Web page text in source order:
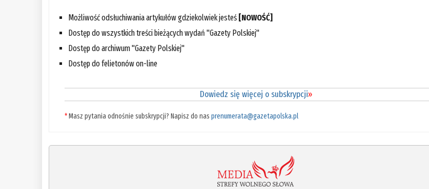
Możliwość odsłuchiwania artykułów gdziekolwiek jesteś [NOWOŚĆ]
Dostęp do wszystkich treści bieżących wydań "Gazety Polskiej"
Dostęp do archiwum "Gazety Polskiej"
Dostęp do felietonów on-line
Dowiedz się więcej o subskrypcji»
*Masz pytania odnośnie subskrypcji? Napisz do nasprenumerata@gazetapolska.pl